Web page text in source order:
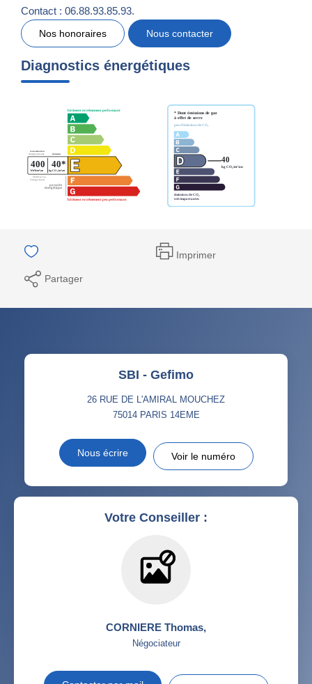
Contact : 06.88.93.85.93.
Nos honoraires Nous contacter
Diagnostics énergétiques
Imprimer
Partager
SBI - Gefimo
26 RUE DE L'AMIRAL MOUCHEZ
75014 PARIS 14EME
Nous écrire Voir le numéro
Votre Conseiller :
CORNIERE Thomas,
Négociateur